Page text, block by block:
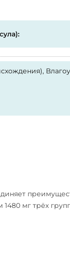
мг трёх